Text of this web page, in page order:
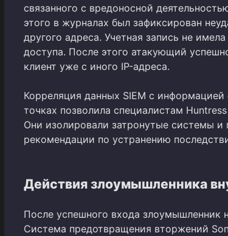
связанного с вредоносной
этого в журналах был зафиксирован
другого адреса. Учетная запись не
доступа. После этого атакующий
клиент уже с иного IP-адреса.
Корреляция данных SIEM с
точках позволила специалистам
Они изолировали затронутые системы и
рекомендации по устранению
Действия злоумышленника
После успешного входа злоумышленник
Система предотвращения вторжений